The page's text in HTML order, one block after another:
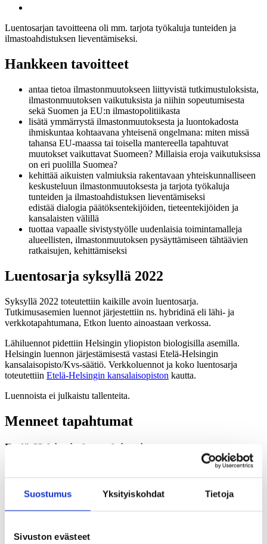
Suostumus Yksityiskohdat Tietoja
Sivuston evästeet
Luentosarjan tavoitteena oli mm. tarjota työkaluja tunteiden ja
ilmastoahdistuksen lieventämiseksi.
Hankkeen tavoitteet
antaa tietoa ilmastonmuutokseen liittyvistä tutkimustuloksista,
ilmastonmuutoksen vaikutuksista ja niihin sopeutumisesta
sekä Suomen ja EU:n ilmastopolitiikasta
lisätä ymmärrystä ilmastonmuutoksesta ja luontokadosta
ihmiskuntaa kohtaavana yhteisenä ongelmana: miten missä
tahansa EU-maassa tai toisella mantereella tapahtuvat
muutokset vaikuttavat Suomeen? Millaisia eroja vaikutuksissa
on eri puolilla Suomea?
kehittää aikuisten valmiuksia rakentavaan yhteiskunnalliseen
keskusteluun ilmastonmuutoksesta ja tarjota työkaluja
tunteiden ja ilmastoahdistuksen lieventämiseksi
edistää dialogia päätöksentekijöiden, tieteentekijöiden ja
kansalaisten välillä
tuottaa vapaalle sivistystyölle uudenlaisia toimintamalleja
alueellisten, ilmastonmuutoksen pysäyttämiseen tähtäävien
ratkaisujen, kehittämiseksi
Luentosarja syksyllä 2022
Syksyllä 2022 toteutettiin kaikille avoin luentosarja.
Tutkimusasemien luennot järjestettiin ns. hybridinä eli lähi- ja
verkkotapahtumana, Etkon luento ainoastaan verkossa.
Lähiluennot pidettiin Helsingin yliopiston biologisilla asemilla.
Helsingin luennon järjestämisestä vastasi Etelä-Helsingin
kansalaisopisto/Kvs-säätiö. Verkkoluennot ja koko luentosarja
toteutettiin Etelä-Helsingin kansalaisopiston kautta.
Luennoista ei julkaistu tallenteita.
Menneet tapahtumat
Etelä-Helsingin kansalaisopisto
5.9.2022 klo 17-18 verkkoluento: Haitalliset
Kallahdenniemi, Helsinki
Jauni (tutkija, Luonnonvarakeskus)